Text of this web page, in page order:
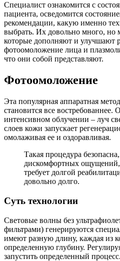
Специалист ознакомится с
пациента, осведомится
рекомендации, какую именно
выбрать. Их довольно много, но
которые дополняют и улучшают
фотоомоложение лица и
что они собой представляют.
Фотоомоложение
Эта популярная аппаратная
становится все востребованнее.
интенсивном облучении – луч
слоев кожи запускает
омолаживая ее и оздоравливая.
Такая процедура
дискомфортных ощущений,
требует долгой
довольно долго.
Суть технологии
Световые волны без
фильтрами) генерируются
имеют разную длину, каждая из
определенную глубину.
запустить определенный процесс.